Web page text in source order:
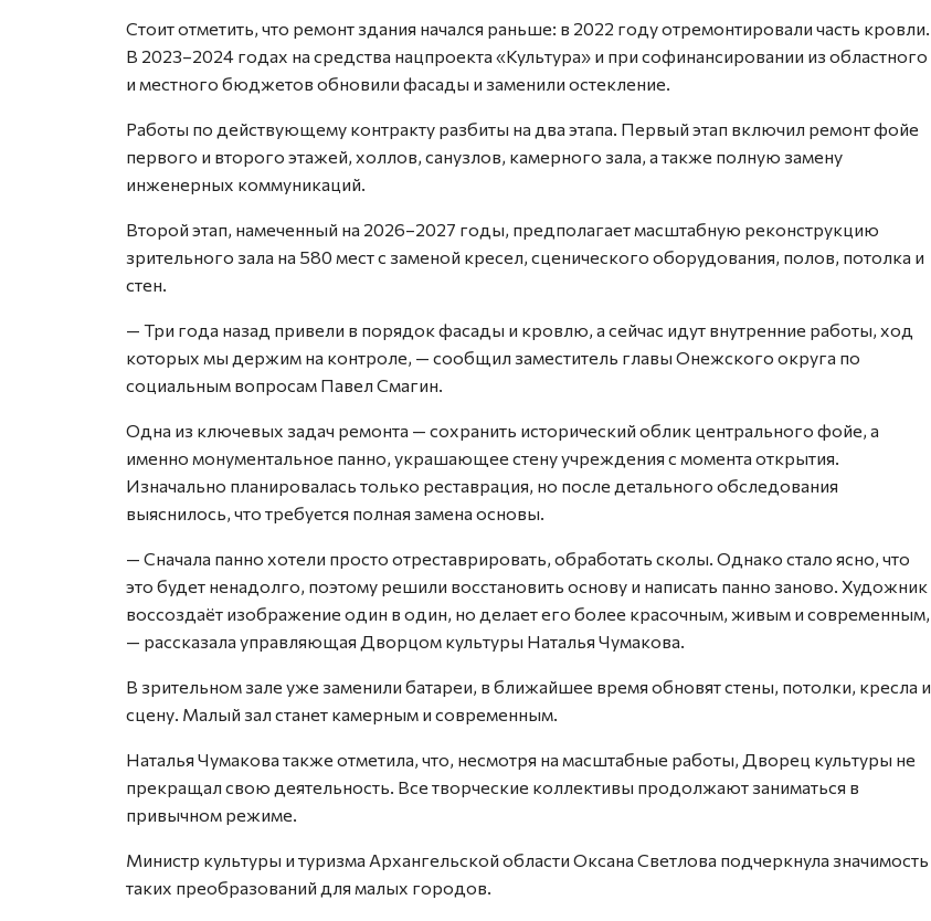
Стоит отметить, что ремонт здания начался раньше: в 2022 году отремонтировали часть кровли.
В 2023–2024 годах на средства нацпроекта «Культура» и при софинансировании из областного
и местного бюджетов обновили фасады и заменили остекление.
Работы по действующему контракту разбиты на два этапа. Первый этап включил ремонт фойе
первого и второго этажей, холлов, санузлов, камерного зала, а также полную замену
инженерных коммуникаций.
Второй этап, намеченный на 2026–2027 годы, предполагает масштабную реконструкцию
зрительного зала на 580 мест с заменой кресел, сценического оборудования, полов, потолка и
стен.
— Три года назад привели в порядок фасады и кровлю, а сейчас идут внутренние работы, ход
которых мы держим на контроле, — сообщил заместитель главы Онежского округа по
социальным вопросам Павел Смагин.
Одна из ключевых задач ремонта — сохранить исторический облик центрального фойе, а
именно монументальное панно, украшающее стену учреждения с момента открытия.
Изначально планировалась только реставрация, но после детального обследования
выяснилось, что требуется полная замена основы.
— Сначала панно хотели просто отреставрировать, обработать сколы. Однако стало ясно, что
это будет ненадолго, поэтому решили восстановить основу и написать панно заново. Художник
воссоздаёт изображение один в один, но делает его более красочным, живым и современным,
— рассказала управляющая Дворцом культуры Наталья Чумакова.
В зрительном зале уже заменили батареи, в ближайшее время обновят стены, потолки, кресла и
сцену. Малый зал станет камерным и современным.
Наталья Чумакова также отметила, что, несмотря на масштабные работы, Дворец культуры не
прекращал свою деятельность. Все творческие коллективы продолжают заниматься в
привычном режиме.
Министр культуры и туризма Архангельской области Оксана Светлова подчеркнула значимость
таких преобразований для малых городов.